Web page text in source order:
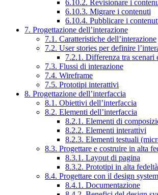
6.10.2. Revisionare i
6.10.3. Migrare i contenuti
6.10.4. Pubblicare i
7. Progettazione dell’interazione
7.1. Caratteristiche dell’interazione
7.2. User stories per definire
7.2.1. Differenza tra scenari
7.3. Flussi di interazione
7.4. Wireframe
7.5. Prototipi interattivi
8. Progettazione dell’interfaccia
8.1. Obiettivi dell’interfaccia
8.2. Elementi dell’interfaccia
8.2.1. Elementi di
8.2.2. Elementi interattivi
8.2.3. Elementi testuali
8.3. Progettare e costruire in alta
8.3.1. Layout di pagina
8.3.2. Prototipi in alta fedeltà
8.4. Progettare con il design
8.4.1. Documentazione